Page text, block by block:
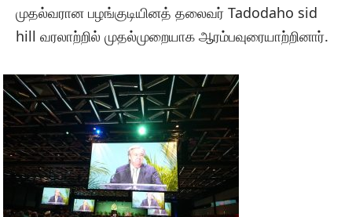
முதல்வரான பழங்குடியினத் தலைவர் Tadodaho sid
hill வரலாற்றில் முதல்முறையாக ஆரம்பவுரையாற்றினார்.